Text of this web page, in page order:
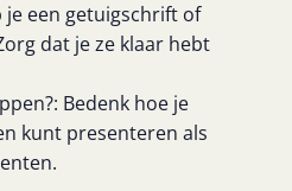
je een getuigschrift of
dat je ze klaar hebt
Bedenk hoe je
kunt presenteren als